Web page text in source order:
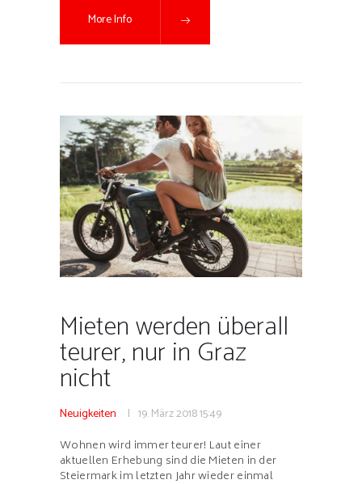
More Info
Mieten werden überall
teurer, nur in Graz
nicht
Neuigkeiten 19. März 201815:49
Wohnen wird immer teurer! Laut einer
aktuellen Erhebung sind die Mieten in der
Steiermark im letzten Jahr wieder einmal